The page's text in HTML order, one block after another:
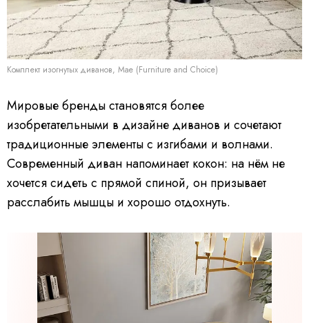
Комплект изогнутых диванов, Mae (Furniture and Choice)
Мировые бренды становятся более
изобретательными в дизайне диванов и сочетают
традиционные элементы с изгибами и волнами.
Современный диван напоминает кокон: на нём не
хочется сидеть с прямой спиной, он призывает
расслабить мышцы и хорошо отдохнуть.